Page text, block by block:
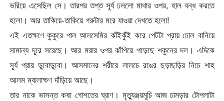
ভরিয়ে এসেছিল সে। তারপর তপ্ত সূর্য ঢললো মাথার ওপর, হাল বন্ধ করতে
হলো। আর তাকিয়ে-তাকিয়ে গরুটার মরে যাওয়া দেখতে হলো!
এই এতক্ষণে কুকুরে পাল আলসেমির কাঁইকুঁই করে পেটটা প্রায় ঢোল বানিয়ে
সামান্য দূরে সরেছে। আর মরার ওপর ঝাঁপিয়ে পড়েছে শকুনের দল। এদিকে
সূর্য প্রায় ডুবোডুবো। আসমানের শরীরে লালচে রঙের ছড়াছড়ির নিচে শাহ
আলম ম্যালাক্ষণ দাঁড়িয়ে আছে।
তার নাকে ভাসন্ত কষা গোশতের ঘ্রাণ। মৃত্যুঞ্জয়মুচি আজ চামড়ার টোপলাটা